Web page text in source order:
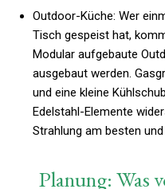
Outdoor-Küche: Wer
Tisch gespeist hat,
Modular aufgebaute
ausgebaut werden.
und eine kleine
Edelstahl-Elemente
Strahlung am besten
Planung: Was